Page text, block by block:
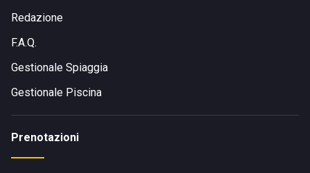
Redazione
F.A.Q.
Gestionale Spiaggia
Gestionale Piscina
Prenotazioni